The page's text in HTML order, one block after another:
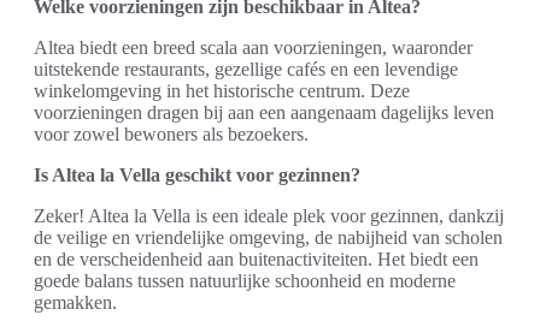
Welke voorzieningen zijn beschikbaar in Altea?
Altea biedt een breed scala aan voorzieningen, waaronder
uitstekende restaurants, gezellige cafés en een levendige
winkelomgeving in het historische centrum. Deze
voorzieningen dragen bij aan een aangenaam dagelijks leven
voor zowel bewoners als bezoekers.
Is Altea la Vella geschikt voor gezinnen?
Zeker! Altea la Vella is een ideale plek voor gezinnen, dankzij
de veilige en vriendelijke omgeving, de nabijheid van scholen
en de verscheidenheid aan buitenactiviteiten. Het biedt een
goede balans tussen natuurlijke schoonheid en moderne
gemakken.